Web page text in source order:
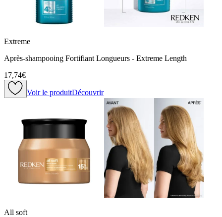
Extreme
Après-shampooing Fortifiant Longueurs - Extreme Length
17,74€
Voir le produitDécouvrir
All soft